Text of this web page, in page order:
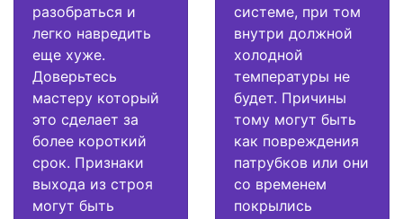
разобраться и
легко навредить
еще хуже.
Доверьтесь
мастеру который
это сделает за
более короткий
срок. Признаки
выхода из строя
могут быть
системе, при том
внутри должной
холодной
температуры не
будет. Причины
тому могут быть
как повреждения
патрубков или они
со временем
покрылись